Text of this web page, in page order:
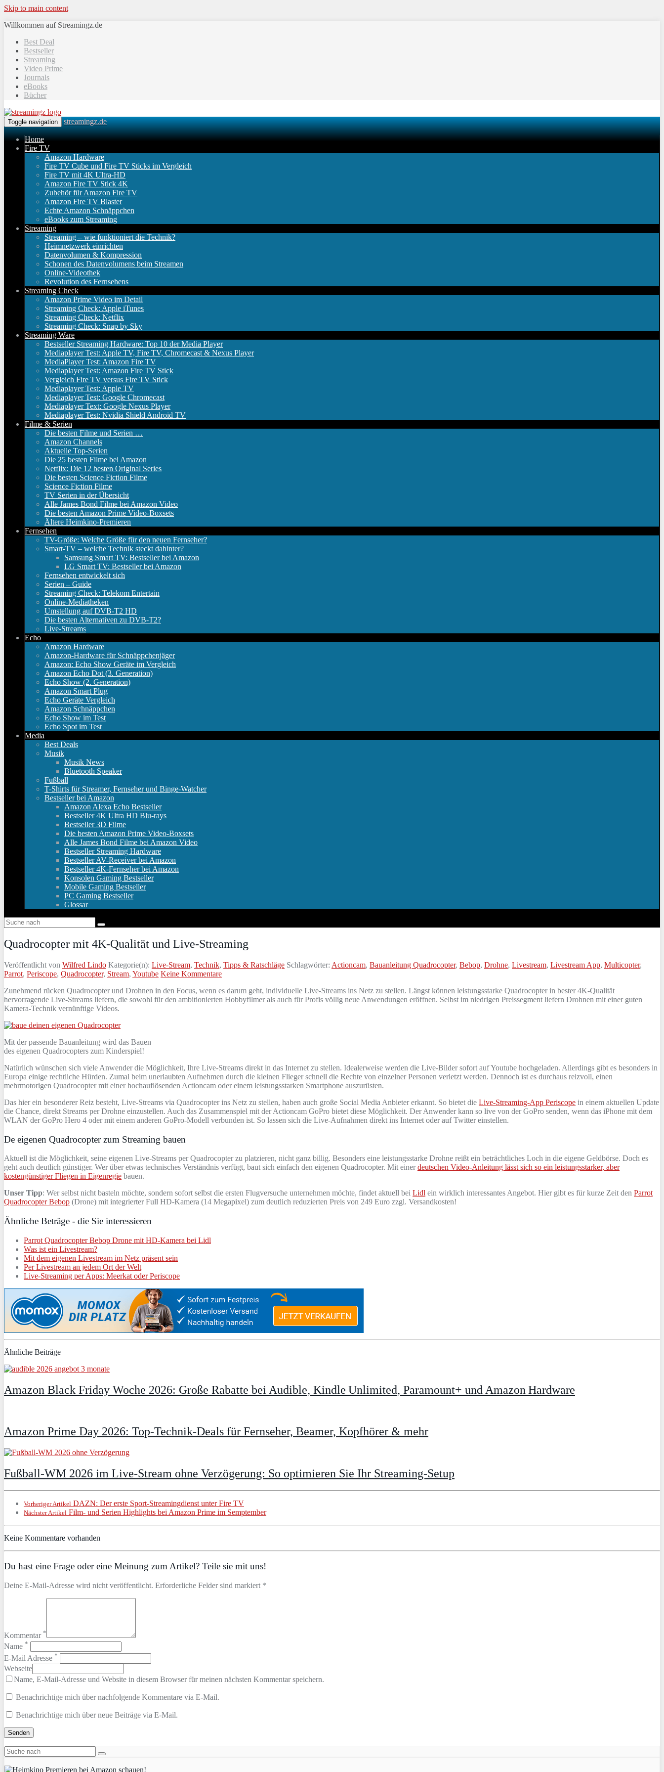
Skip to main content
Willkommen auf Streamingz.de
Best Deal
Bestseller
Streaming
Video Prime
Journals
eBooks
Bücher
Toggle navigation streamingz.de
Home
Fire TV
Amazon Hardware
Fire TV Cube und Fire TV Sticks im Vergleich
Fire TV mit 4K Ultra-HD
Amazon Fire TV Stick 4K
Zubehör für Amazon Fire TV
Amazon Fire TV Blaster
Echte Amazon Schnäppchen
eBooks zum Streaming
Streaming
Streaming – wie funktioniert die Technik?
Heimnetzwerk einrichten
Datenvolumen & Kompression
Schonen des Datenvolumens beim Streamen
Online-Videothek
Revolution des Fernsehens
Streaming Check
Amazon Prime Video im Detail
Streaming Check: Apple iTunes
Streaming Check: Netflix
Streaming Check: Snap by Sky
Streaming Ware
Bestseller Streaming Hardware: Top 10 der Media Player
Mediaplayer Test: Apple TV, Fire TV, Chromecast & Nexus Player
MediaPlayer Test: Amazon Fire TV
Mediaplayer Test: Amazon Fire TV Stick
Vergleich Fire TV versus Fire TV Stick
Mediaplayer Test: Apple TV
Mediaplayer Test: Google Chromecast
Mediaplayer Text: Google Nexus Player
Mediaplayer Test: Nvidia Shield Android TV
Filme & Serien
Die besten Filme und Serien …
Amazon Channels
Aktuelle Top-Serien
Die 25 besten Filme bei Amazon
Netflix: Die 12 besten Original Series
Die besten Science Fiction Filme
Science Fiction Filme
TV Serien in der Übersicht
Alle James Bond Filme bei Amazon Video
Die besten Amazon Prime Video-Boxsets
Ältere Heimkino-Premieren
Fernsehen
TV-Größe: Welche Größe für den neuen Fernseher?
Smart-TV – welche Technik steckt dahinter?
Samsung Smart TV: Bestseller bei Amazon
LG Smart TV: Bestseller bei Amazon
Fernsehen entwickelt sich
Serien – Guide
Streaming Check: Telekom Entertain
Online-Mediatheken
Umstellung auf DVB-T2 HD
Die besten Alternativen zu DVB-T2?
Live-Streams
Echo
Amazon Hardware
Amazon-Hardware für Schnäppchenjäger
Amazon: Echo Show Geräte im Vergleich
Amazon Echo Dot (3. Generation)
Echo Show (2. Generation)
Amazon Smart Plug
Echo Geräte Vergleich
Amazon Schnäppchen
Echo Show im Test
Echo Spot im Test
Media
Best Deals
Musik
Musik News
Bluetooth Speaker
Fußball
T-Shirts für Streamer, Fernseher und Binge-Watcher
Bestseller bei Amazon
Amazon Alexa Echo Bestseller
Bestseller 4K Ultra HD Blu-rays
Bestseller 3D Filme
Die besten Amazon Prime Video-Boxsets
Alle James Bond Filme bei Amazon Video
Bestseller Streaming Hardware
Bestseller AV-Receiver bei Amazon
Bestseller 4K-Fernseher bei Amazon
Konsolen Gaming Bestseller
Mobile Gaming Bestseller
PC Gaming Bestseller
Glossar
Quadrocopter mit 4K-Qualität und Live-Streaming
Veröffentlicht von Wilfred Lindo Kategorie(n): Live-Stream, Technik, Tipps & Ratschläge Schlagwörter: Actioncam, Bauanleitung Quadrocopter, Bebop, Drohne, Livestream, Livestream App, Multicopter,
Parrot, Periscope, Quadrocopter, Stream, Youtube Keine Kommentare
Zunehmend rücken Quadrocopter und Drohnen in den Focus, wenn es darum geht, individuelle Live-Streams ins Netz zu stellen. Längst können leistungsstarke Quadrocopter in bester 4K-Qualität
hervorragende Live-Streams liefern, die sowohl für den ambitionierten Hobbyfilmer als auch für Profis völlig neue Anwendungen eröffnen. Selbst im niedrigen Preissegment liefern Drohnen mit einer guten
Kamera-Technik vernünftige Videos.
Mit der passende Bauanleitung wird das Bauen
des eigenen Quadrocopters zum Kinderspiel!
Natürlich wünschen sich viele Anwender die Möglichkeit, Ihre Live-Streams direkt in das Internet zu stellen. Idealerweise werden die Live-Bilder sofort auf Youtube hochgeladen. Allerdings gibt es besonders in
Europa einige rechtliche Hürden. Zumal beim unerlaubten Aufnehmen durch die kleinen Flieger schnell die Rechte von einzelner Personen verletzt werden. Dennoch ist es durchaus reizvoll, einen
mehrmotorigen Quadrocopter mit einer hochauflösenden Actioncam oder einem leistungsstarken Smartphone auszurüsten.
Das hier ein besonderer Reiz besteht, Live-Streams via Quadrocopter ins Netz zu stellen, haben auch große Social Media Anbieter erkannt. So bietet die Live-Streaming-App Periscope in einem aktuellen Update
die Chance, direkt Streams per Drohne einzustellen. Auch das Zusammenspiel mit der Actioncam GoPro bietet diese Möglichkeit. Der Anwender kann so live von der GoPro senden, wenn das iPhone mit dem
WLAN der GoPro Hero 4 oder mit einem anderen GoPro-Modell verbunden ist. So lassen sich die Live-Aufnahmen direkt ins Internet oder auf Twitter einstellen.
De eigenen Quadrocopter zum Streaming bauen
Aktuell ist die Möglichkeit, seine eigenen Live-Streams per Quadrocopter zu platzieren, nicht ganz billig. Besonders eine leistungsstarke Drohne reißt ein beträchtliches Loch in die eigene Geldbörse. Doch es
geht auch deutlich günstiger. Wer über etwas technisches Verständnis verfügt, baut sich einfach den eigenen Quadrocopter. Mit einerdeutschen Video-Anleitung lässt sich so ein leistungsstarker, aber
kostengünstiger Fliegen in Eigenregie bauen.
Unser Tipp: Wer selbst nicht basteln möchte, sondern sofort selbst die ersten Flugversuche unternehmen möchte, findet aktuell bei Lidl ein wirklich interessantes Angebot. Hier gibt es für kurze Zeit den Parrot
Quadrocopter Bebop (Drone) mit integrierter Full HD-Kamera (14 Megapixel) zum deutlich reduzierten Preis von 249 Euro zzgl. Versandkosten!
Ähnliche Beträge - die Sie interessieren
Parrot Quadrocopter Bebop Drone mit HD-Kamera bei Lidl
Was ist ein Livestream?
Mit dem eigenen Livestream im Netz präsent sein
Per Livestream an jedem Ort der Welt
Live-Streaming per Apps: Meerkat oder Periscope
Ähnliche Beiträge
Amazon Black Friday Woche 2026: Große Rabatte bei Audible, Kindle Unlimited, Paramount+ und Amazon Hardware
Amazon Prime Day 2026: Top-Technik-Deals für Fernseher, Beamer, Kopfhörer & mehr
Fußball-WM 2026 im Live-Stream ohne Verzögerung: So optimieren Sie Ihr Streaming-Setup
Vorheriger Artikel DAZN: Der erste Sport-Streamingdienst unter Fire TV
Nächster Artikel Film- und Serien Highlights bei Amazon Prime im Semptember
Keine Kommentare vorhanden
Du hast eine Frage oder eine Meinung zum Artikel? Teile sie mit uns!
Deine E-Mail-Adresse wird nicht veröffentlicht. Erforderliche Felder sind markiert *
Kommentar *
Name *
E-Mail Adresse *
Webseite
Name, E-Mail-Adresse und Website in diesem Browser für meinen nächsten Kommentar speichern.
Benachrichtige mich über nachfolgende Kommentare via E-Mail.
Benachrichtige mich über neue Beiträge via E-Mail.